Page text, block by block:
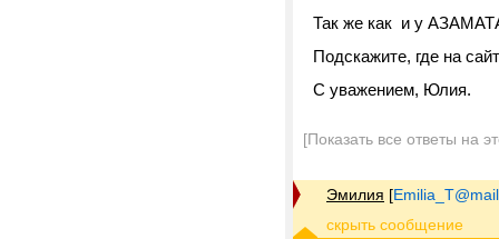
Так же как и у
Подскажите, где на
С уважением, Юлия.
[Показать все ответы на
Эмилия [